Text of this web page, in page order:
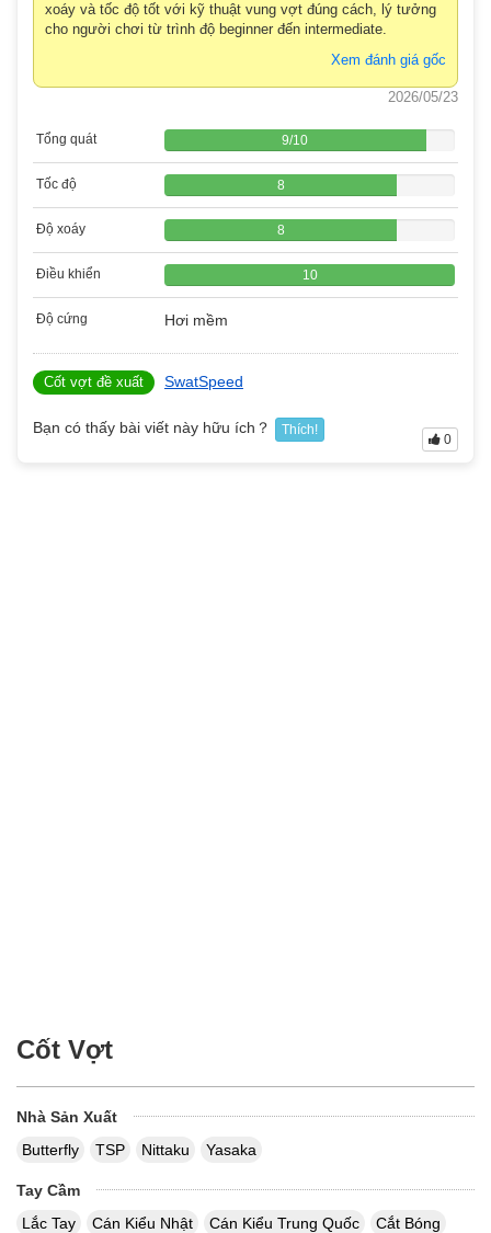
xoáy và tốc độ tốt với kỹ thuật vung vợt đúng cách, lý tưởng
cho người chơi từ trình độ beginner đến intermediate.
Xem đánh giá gốc
2026/05/23
Tổng quát 9/10
Tốc độ 8
Độ xoáy 8
Điều khiển 10
Độ cứng Hơi mềm
Cốt vợt đề xuất SwatSpeed
Bạn có thấy bài viết này hữu ích？ Thích!
0
Cốt Vợt
Nhà Sản Xuất
Butterfly
TSP Nittaku Yasaka
Tay Cầm
Lắc Tay
Cán Kiểu Nhật Cán Kiểu Trung Quốc
Cắt Bóng